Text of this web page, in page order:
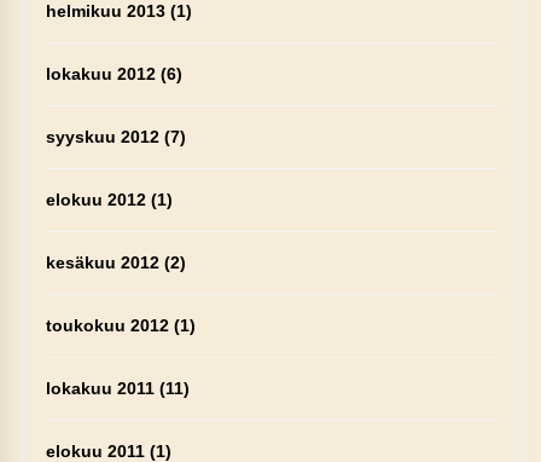
helmikuu 2013(1)
lokakuu 2012(6)
syyskuu 2012(7)
elokuu 2012(1)
kesäkuu 2012(2)
toukokuu 2012(1)
lokakuu 2011(11)
elokuu 2011(1)